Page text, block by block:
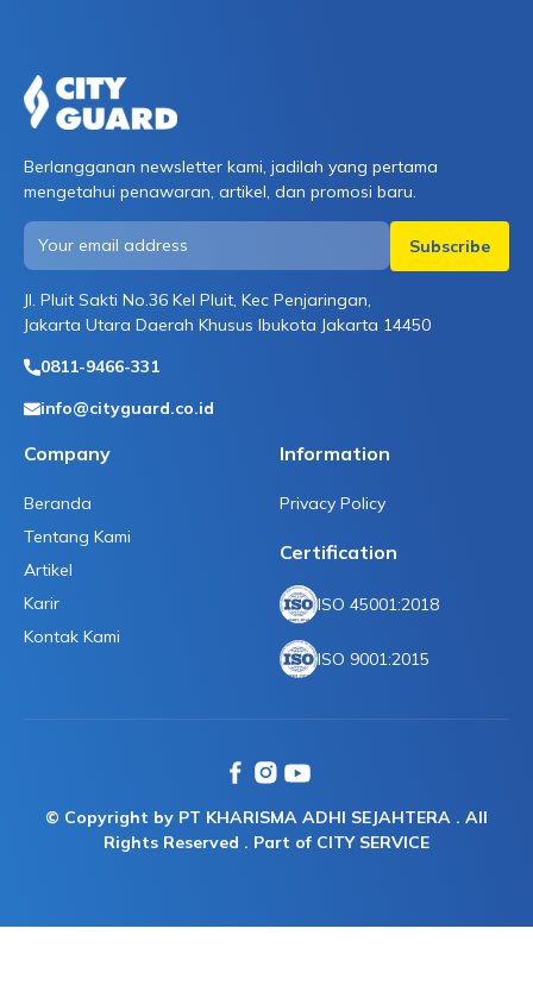
Berlangganan newsletter kami, jadilah yang pertama
mengetahui penawaran, artikel, dan promosi baru.
Jl. Pluit Sakti No.36 Kel Pluit, Kec Penjaringan,
Jakarta Utara Daerah Khusus Ibukota Jakarta 14450
0811-9466-331
info@cityguard.co.id
Company
Beranda
Tentang Kami
Artikel
Karir
Kontak Kami
Information
Privacy Policy
Certification
ISO 45001:2018
ISO 9001:2015
© Copyright by PT KHARISMA ADHI SEJAHTERA . All
Rights Reserved . Part of CITY SERVICE